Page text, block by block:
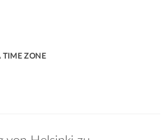
TIME ZONE